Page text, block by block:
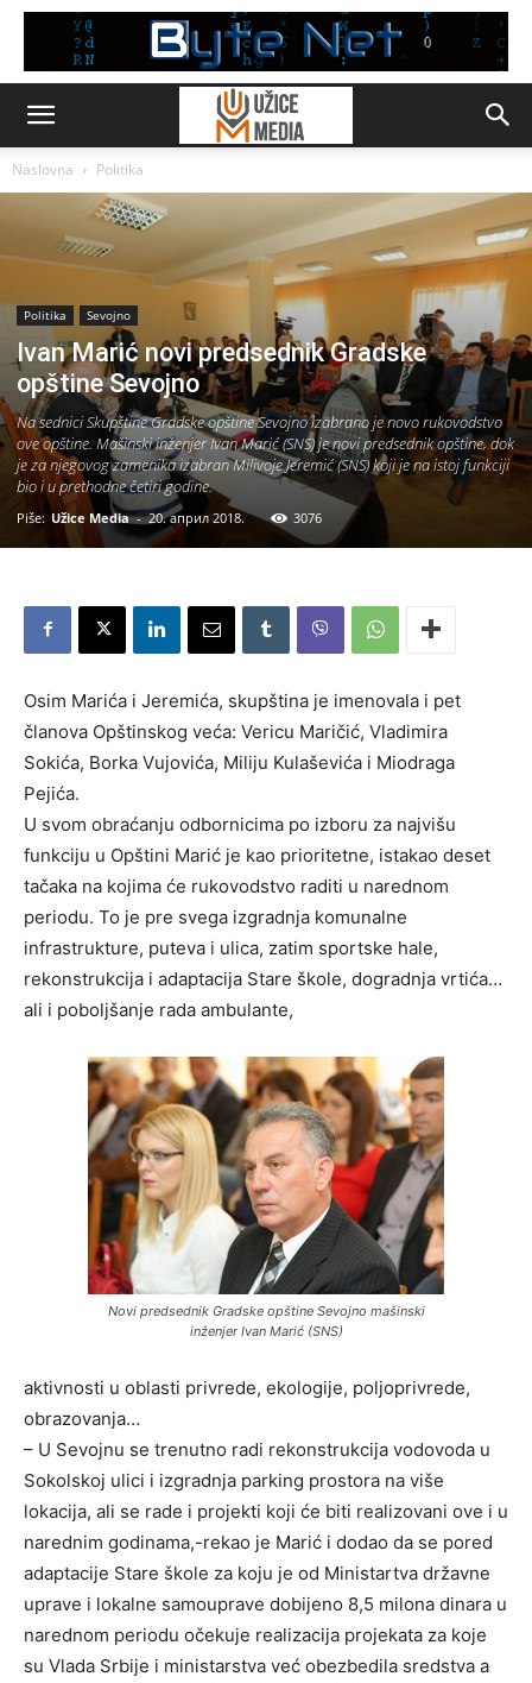
Naslovna Politika
Politika Sevojno
Ivan Marić novi predsednik Gradske
opštine Sevojno
Na sednici Skupštine Gradske opštine Sevojno izabrano je novo rukovodstvo
ove opštine. Mašinski inženjer Ivan Marić (SNS) je novi predsednik opštine, dok
je za njegovog zamenika izabran Milivoje Jeremić (SNS) koji je na istoj funkciji
bio i u prethodne četiri godine.
Piše: Užice Media - 20. април 2018. 3076
Osim Marića i Jeremića, skupština je imenovala i pet
članova Opštinskog veća: Vericu Maričić, Vladimira
Sokića, Borka Vujovića, Miliju Kulaševića i Miodraga
Pejića.
U svom obraćanju odbornicima po izboru za najvišu
funkciju u Opštini Marić je kao prioritetne, istakao deset
tačaka na kojima će rukovodstvo raditi u narednom
periodu. To je pre svega izgradnja komunalne
infrastrukture, puteva i ulica, zatim sportske hale,
rekonstrukcija i adaptacija Stare škole, dogradnja vrtića…
ali i poboljšanje rada ambulante,
Novi predsednik Gradske opštine Sevojno mašinski
inženjer Ivan Marić (SNS)
aktivnosti u oblasti privrede, ekologije, poljoprivrede,
obrazovanja…
– U Sevojnu se trenutno radi rekonstrukcija vodovoda u
Sokolskoj ulici i izgradnja parking prostora na više
lokacija, ali se rade i projekti koji će biti realizovani ove i u
narednim godinama,-rekao je Marić i dodao da se pored
adaptacije Stare škole za koju je od Ministartva državne
uprave i lokalne samouprave dobijeno 8,5 milona dinara u
narednom periodu očekuje realizacija projekata za koje
su Vlada Srbije i ministarstva već obezbedila sredstva a